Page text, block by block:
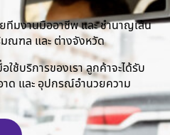
ทีมงานมืออาชีพ และ ชำนาญเส้น
ณฑล และ ต่างจังหวัด
ช้บริการของเรา ลูกค้าจะได้รับ
าด และ อุปกรณ์อำนวยความ